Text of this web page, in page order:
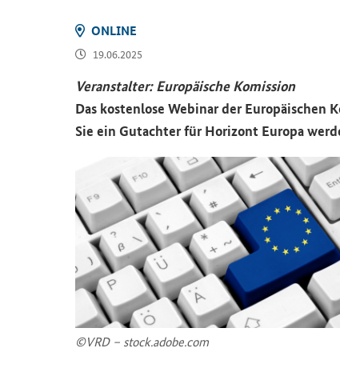
ON­LINE
19.06.2025
Ver­an­stal­ter: Eu­ro­päi­sche Ko­mis­si­on
Das kos­ten­lo­se Webinarder Eu­ro­päi­schen
Sie ein Gut­ach­ter für Ho­ri­zont Eu­ro­pa
©VRD – stock.adobe.com